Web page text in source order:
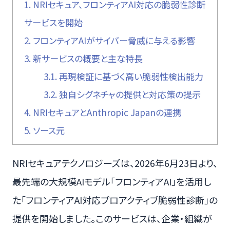
1. NRIセキュア、フロンティアAI対応の脆弱性診断
サービスを開始
2. フロンティアAIがサイバー脅威に与える影響
3. 新サービスの概要と主な特長
3.1. 再現検証に基づく高い脆弱性検出能力
3.2. 独自シグネチャの提供と対応策の提示
4. NRIセキュアとAnthropic Japanの連携
5. ソース元
NRIセキュアテクノロジーズは、2026年6月23日より、
最先端の大規模AIモデル「フロンティアAI」を活用し
た「フロンティアAI対応プロアクティブ脆弱性診断」の
提供を開始しました。このサービスは、企業・組織が